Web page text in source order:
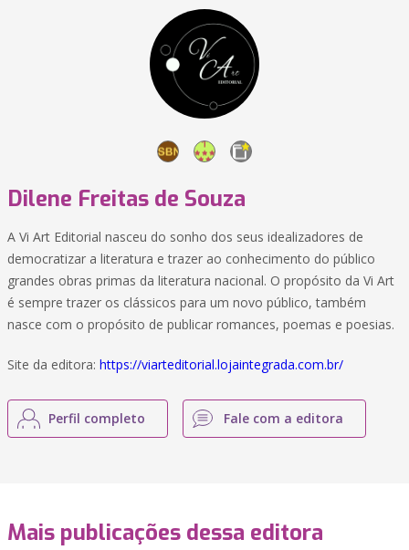
Dilene Freitas de Souza
A Vi Art Editorial nasceu do sonho dos seus idealizadores de
democratizar a literatura e trazer ao conhecimento do público
grandes obras primas da literatura nacional. O propósito da Vi Art
é sempre trazer os clássicos para um novo público, também
nasce com o propósito de publicar romances, poemas e poesias.
Site da editora: https://viarteditorial.lojaintegrada.com.br/
Perfil completo Fale com a editora
Mais publicações dessa editora